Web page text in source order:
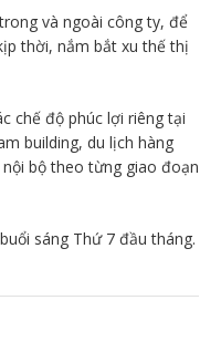
và ngoài công ty, để
thời, nắm bắt xu thế thị
chế độ phúc lợi riêng tại
building, du lịch hàng
bộ theo từng giao đoạn
sáng Thứ 7 đầu tháng.